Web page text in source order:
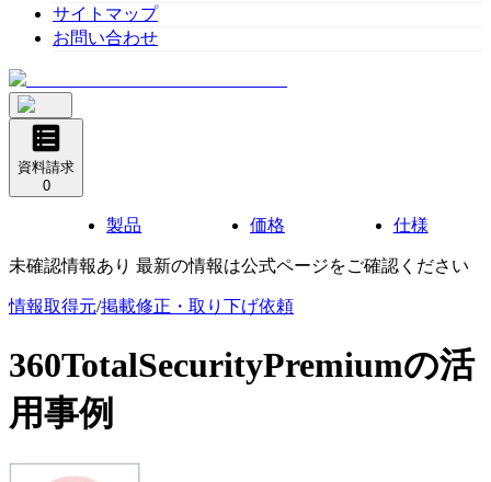
サイトマップ
お問い合わせ
資料請求
0
製品 価格 仕様
未確認情報あり 最新の情報は公式ページをご確認ください
情報取得元/掲載修正・取り下げ依頼
360TotalSecurityPremiumの活
用事例